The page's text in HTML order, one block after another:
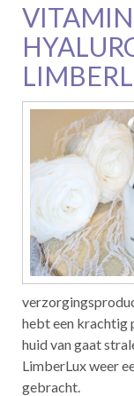
hebt een krachtig
huid van gaat
LimberLux weer
gebracht.